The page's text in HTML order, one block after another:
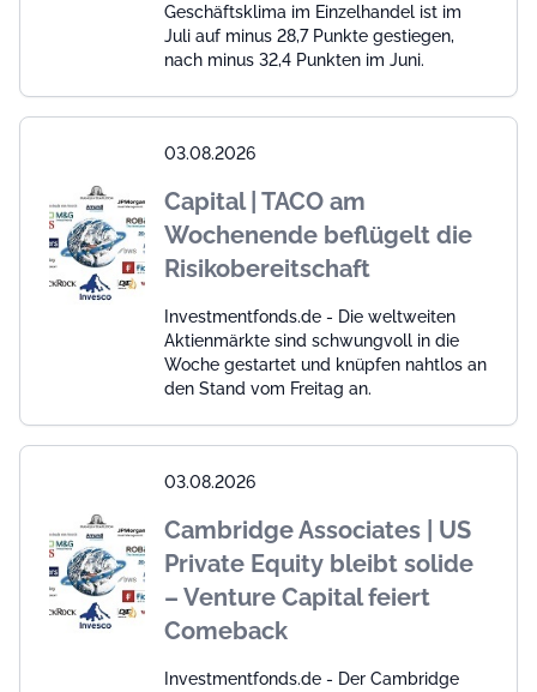
Geschäftsklima im Einzelhandel ist im
Juli auf minus 28,7 Punkte gestiegen,
nach minus 32,4 Punkten im Juni.
03.08.2026
Capital | TACO am
Wochenende beflügelt die
Risikobereitschaft
Investmentfonds.de - Die weltweiten
Aktienmärkte sind schwungvoll in die
Woche gestartet und knüpfen nahtlos an
den Stand vom Freitag an.
03.08.2026
Cambridge Associates | US
Private Equity bleibt solide
– Venture Capital feiert
Comeback
Investmentfonds.de - Der Cambridge